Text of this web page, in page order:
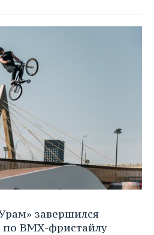
завершился
BMX-фристайлу